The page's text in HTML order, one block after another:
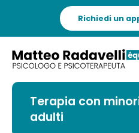
Richiedi un
Terapia con
adulti